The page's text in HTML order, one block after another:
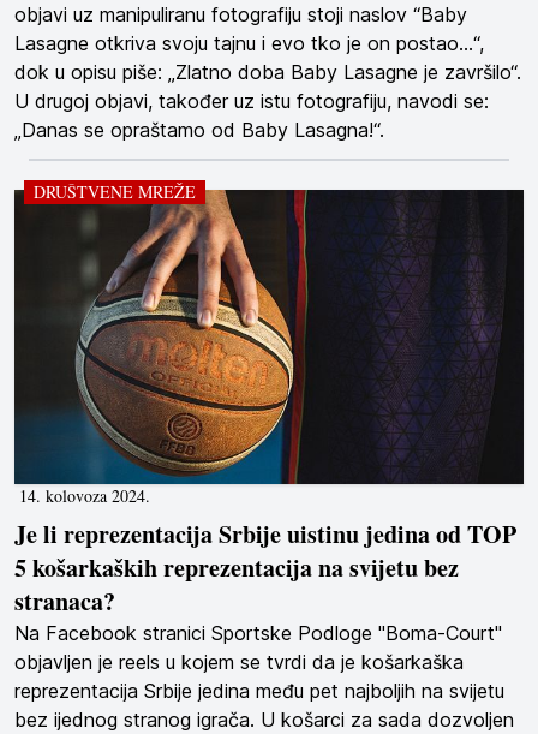
objavi uz manipuliranu fotografiju stoji naslov “Baby
Lasagne otkriva svoju tajnu i evo tko je on postao…“,
dok u opisu piše: „Zlatno doba Baby Lasagne je završilo“.
U drugoj objavi, također uz istu fotografiju, navodi se:
„Danas se opraštamo od Baby Lasagna!“.
14. kolovoza 2024.
DRUŠTVENE MREŽE
Je li reprezentacija Srbije uistinu jedina od TOP
5 košarkaških reprezentacija na svijetu bez
stranaca?
Na Facebook stranici Sportske Podloge "Boma-Court"
objavljen je reels u kojem se tvrdi da je košarkaška
reprezentacija Srbije jedina među pet najboljih na svijetu
bez ijednog stranog igrača. U košarci za sada dozvoljen